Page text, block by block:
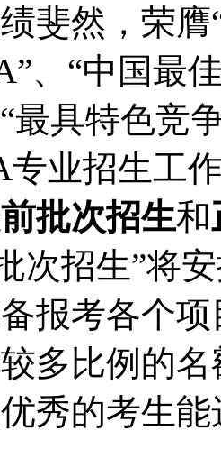
斐然，荣
、“中国最
最具特色竞
专业招生工
批次招生和
次招生”将
报考各个
多比例的
秀的考生